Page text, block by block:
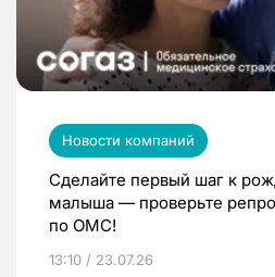
Новости компаний
Сделайте первый шаг к
малыша — проверьте
по ОМС!
13:10 / 23.07.26